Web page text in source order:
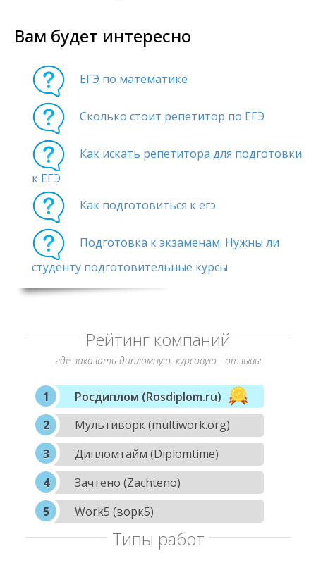
Вам будет интересно
ЕГЭ по математике
Сколько стоит репетитор по ЕГЭ
Как искать репетитора для подготовки
к ЕГЭ
Как подготовиться к егэ
Подготовка к экзаменам. Нужны ли
студенту подготовительные курсы
Рейтинг компаний
где заказать дипломную, курсовую - отзывы
Росдиплом (Rosdiplom.ru)
Мультиворк (multiwork.org)
Дипломтайм (Diplomtime)
Зачтено (Zachteno)
Work5 (ворк5)
Типы работ